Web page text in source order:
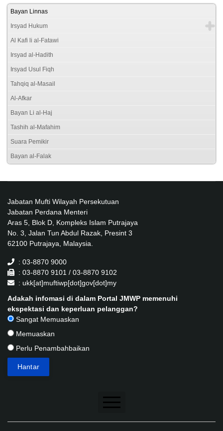
Bayan Linnas
Irsyad Hukum
Al Kafi li al-Fatawi
Irsyad al-Hadith
Irsyad Usul Fiqh
Tahqiq al-Masail
Al-Afkar
Bayan Li al-Haj
Tashih al-Mafahim
Suara Pemikir
Bayan al-Falak
Jabatan Mufti Wilayah Persekutuan
Jabatan Perdana Menteri
Aras 5, Blok D, Kompleks Islam Putrajaya
No. 3, Jalan Tun Abdul Razak, Presint 3
62100 Putrajaya, Malaysia.
: 03-8870 9000
: 03-8870 9101 / 03-8870 9102
: ukk[at]muftiwp[dot]gov[dot]my
Adakah infomasi di dalam Portal JMWP memenuhi
ekspektasi dan keperluan pelanggan?
Sangat Memuaskan
Memuaskan
Perlu Penambahbaikan
Penafian